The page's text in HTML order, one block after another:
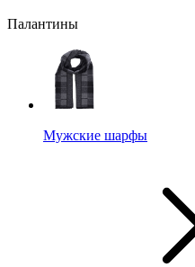
Палантины
Мужские шарфы